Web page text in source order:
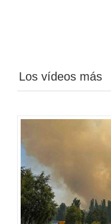
Los vídeos más